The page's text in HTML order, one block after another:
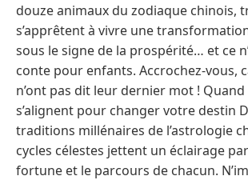
douze animaux du zodiaque chinois,
s’apprêtent à vivre une
sous le signe de la prospérité… et ce
conte pour enfants. Accrochez-vous,
n’ont pas dit leur dernier mot ! Quand
s’alignent pour changer votre destin
traditions millénaires de l’astrologie
cycles célestes jettent un éclairage
fortune et le parcours de chacun.